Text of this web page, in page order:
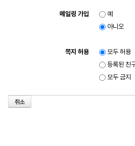
메일링 가입
예
아니오
쪽지 허용
모두 허용
등록된 친
모두 금지
취소